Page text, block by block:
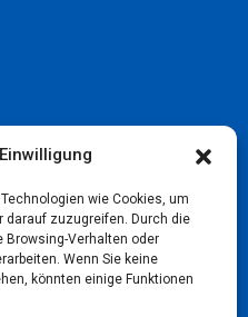
wie Cookies, um
darauf zuzugreifen. Durch die
Browsing-Verhalten oder
Wenn Sie keine
könnten einige Funktionen